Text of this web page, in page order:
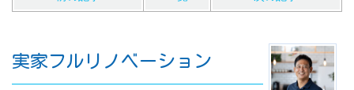
実家フルリノベーション